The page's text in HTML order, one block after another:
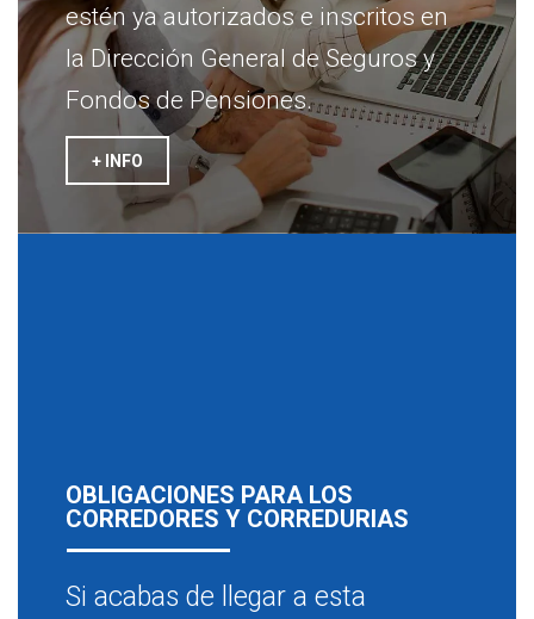
estén ya autorizados e inscritos en
la Dirección General de Seguros y
Fondos de Pensiones.
+ INFO
OBLIGACIONES PARA LOS
CORREDORES Y CORREDURIAS
Si acabas de llegar a esta